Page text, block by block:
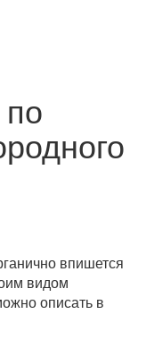
впишется
видом
описать в